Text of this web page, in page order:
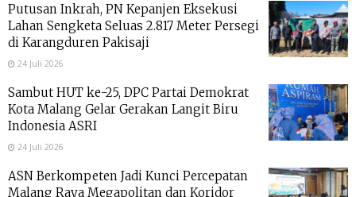
Putusan Inkrah, PN Kepanjen Eksekusi
Lahan Sengketa Seluas 2.817 Meter Persegi
di Karangduren Pakisaji
24 Juli 2026
Sambut HUT ke-25, DPC Partai Demokrat
Kota Malang Gelar Gerakan Langit Biru
Indonesia ASRI
24 Juli 2026
ASN Berkompeten Jadi Kunci Percepatan
Malang Raya Megapolitan dan Koridor